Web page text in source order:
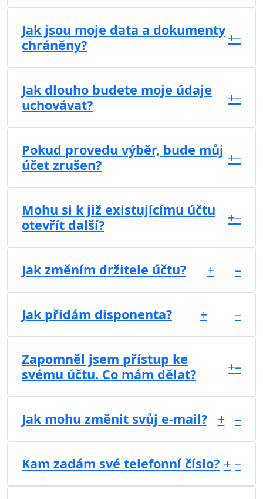
Jak jsou moje data a dokumenty
chráněny?
+–
Jak dlouho budete moje údaje
uchovávat?
+–
Pokud provedu výběr, bude můj
účet zrušen?
+–
Mohu si k již existujícímu účtu
otevřít další?
+–
Jak změním držitele účtu? + –
Jak přidám disponenta? + –
Zapomněl jsem přístup ke
svému účtu. Co mám dělat?
+–
Jak mohu změnit svůj e-mail? + –
Kam zadám své telefonní číslo? + –